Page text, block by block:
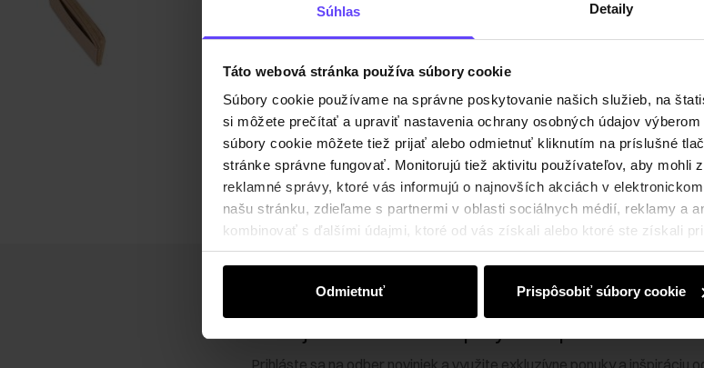
Súhlas Detaily
Táto webová stránka používa súbory cookie
Súbory cookie používame na správne poskytovanie našich služieb, na
si môžete prečítať a upraviť nastavenia ochrany osobných údajov
súbory cookie môžete tiež prijať alebo odmietnuť kliknutím na príslušné
stránke správne fungovať. Monitorujú tiež aktivitu používateľov, aby mohli
reklamné správy, ktoré vás informujú o najnovších akciách v
našu stránku, zdieľame s partnermi v oblasti sociálnych médií, reklamy a
kombinovať s ďalšími údajmi, ktoré od vás získali alebo ktoré ste získali
Odmietnuť Prispôsobiť súbory cookie
Prihláste sa na odber noviniek a využite exkluzívne ponuky a inšpiráciu